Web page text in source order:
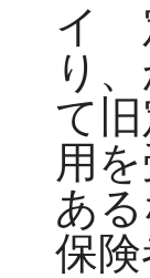
イ
り
て
用
あ
保